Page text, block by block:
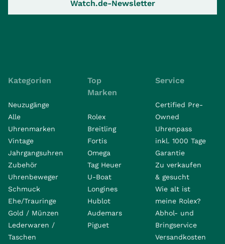
Watch.de-Newsletter
Kategorien
Neuzugänge
Alle
Uhrenmarken
Vintage
Jahrgangsuhren
Zubehör
Uhrenbeweger
Schmuck
Ehe/Trauringe
Gold / Münzen
Lederwaren /
Taschen
Top
Marken
Rolex
Breitling
Fortis
Omega
Tag Heuer
U-Boat
Longines
Hublot
Audemars
Piguet
Service
Certified Pre-
Owned
Uhrenpass
inkl. 1000 Tage
Garantie
Zu verkaufen
& gesucht
Wie alt ist
meine Rolex?
Abhol- und
Bringservice
Versandkosten